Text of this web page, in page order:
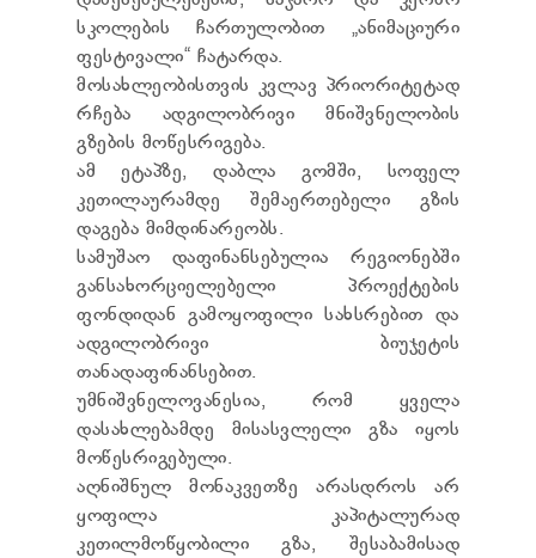
ТЕНДЕРЫ
ОТЧЁТ ДЛЯ ПРЕДОСТАВЛЕНИЯ ПРЕЗИДЕНТУ И
ПАРЛАМЕНТУ
ТРЕБОВАНИЯ ПУБЛИЧНОЙ ИНФОРМАЦИИ
УПОЛНОМОЧЕННЫЙ ПО ЗАЩИТЕ
ПЕРСОНАЛЬНЫХ ДАННЫХ
ПРАВОВЕДЧЕСКИЕ РЕШЕНИЯ
ПРАВИЛА ОБЖАЛОВАНИЯ
სკოლების ჩართულობით „ანიმაციური
ფესტივალი“ ჩატარდა.
მოსახლეობისთვის კვლავ პრიორიტეტად
რჩება ადგილობრივი მნიშვნელობის
გზების მოწესრიგება.
ამ ეტაპზე, დაბლა გომში, სოფელ
კეთილაურამდე შემაერთებელი გზის
დაგება მიმდინარეობს.
სამუშაო დაფინანსებულია რეგიონებში
განსახორციელებელი პროექტების
ფონდიდან გამოყოფილი სახსრებით და
ადგილობრივი ბიუჯეტის
თანადაფინანსებით.
უმნიშვნელოვანესია, რომ ყველა
დასახლებამდე მისასვლელი გზა იყოს
მოწესრიგებული.
აღნიშნულ მონაკვეთზე არასდროს არ
ყოფილა კაპიტალურად
კეთილმოწყობილი გზა, შესაბამისად